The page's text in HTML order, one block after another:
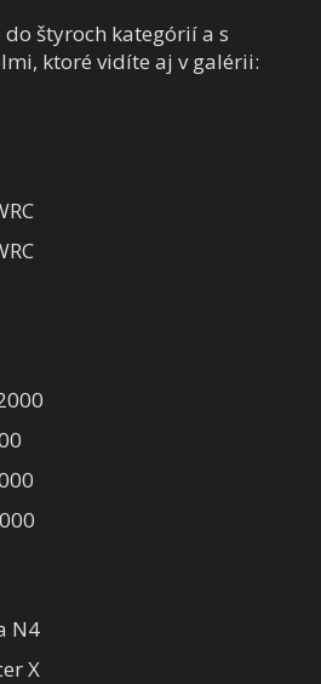
štyroch kategórií a s
ktoré vidíte aj v galérii:
N4
X